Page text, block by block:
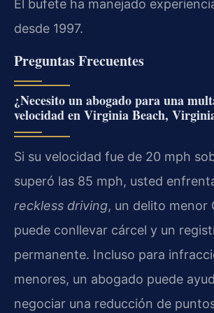
El bufete ha manejado
desde 1997.
Preguntas Frecuentes
¿Necesito un abogado para una
velocidad en Virginia Beach,
Si su velocidad fue de 20 mph
superó las 85 mph, usted
reckless driving, un delito menor
puede conllevar cárcel y un
permanente. Incluso para
menores, un abogado puede
negociar una reducción de